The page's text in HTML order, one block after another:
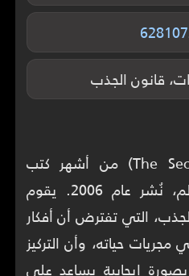
قانون الجذب
يُعد كتاب «السر» (The Secret) من أشهر كتب
التنمية الذاتية في العالم، نُشر عام 2006. يقوم
التي تفترض أن أفكار
حياته، وأن التركيز
إيجابية يساعد على